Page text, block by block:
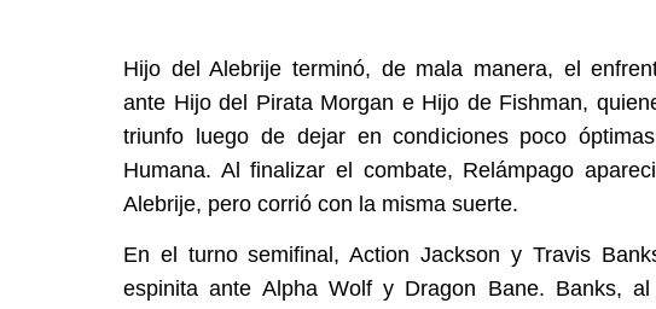
Hijo del Alebrije terminó, de mala manera, el
ante Hijo del Pirata Morgan e Hijo de Fishman,
triunfo luego de dejar en condiciones poco
Humana. Al finalizar el combate, Relámpago
Alebrije, pero corrió con la misma suerte.
En el turno semifinal, Action Jackson y Travis
espinita ante Alpha Wolf y Dragon Bane. Banks,